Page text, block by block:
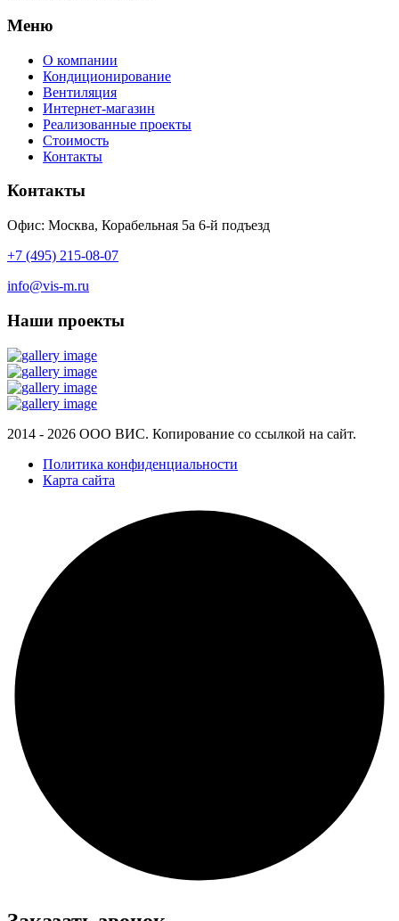
Меню
О компании
Кондиционирование
Вентиляция
Интернет-магазин
Реализованные проекты
Стоимость
Контакты
Контакты
Офис: Москва, Корабельная 5а 6-й подъезд
+7 (495) 215-08-07
info@vis-m.ru
Наши проекты
2014 - 2026 ООО ВИС. Копирование со ссылкой на сайт.
Политика конфиденциальности
Карта сайта